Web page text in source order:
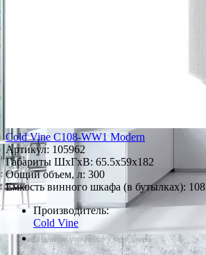
Cold Vine C108-WW1 Modern
Артикул: 105962
Габариты ШxГxВ: 65.5x59x182
Общий объем, л: 300
Емкость винного шкафа (в бутылках): 108
Производитель:
Cold Vine
*Наличие уточняйте у менеджера